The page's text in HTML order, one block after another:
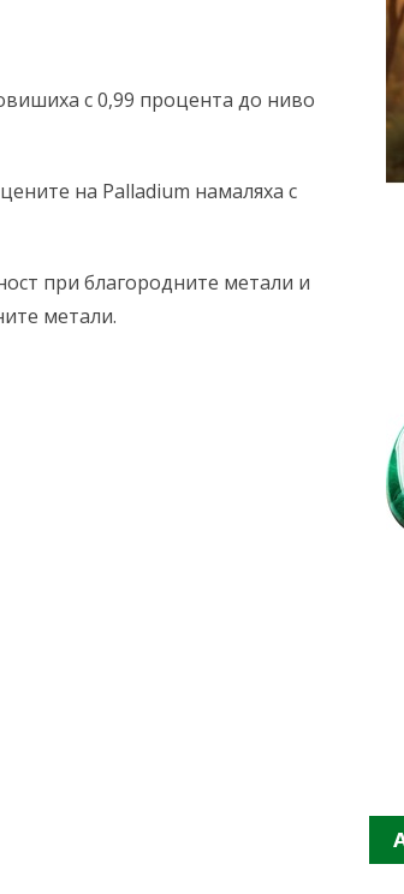
с 0,99 процента до ниво
на Palladium намаляха с
при благородните метали и
метали.